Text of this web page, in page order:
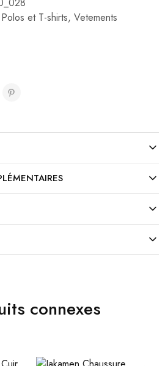
Polos et T-shirts, Vetements
connexes